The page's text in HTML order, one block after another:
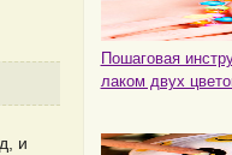
и
Пошаговая
лаком двух